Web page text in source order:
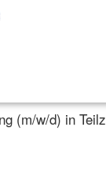
(m/w/d) in